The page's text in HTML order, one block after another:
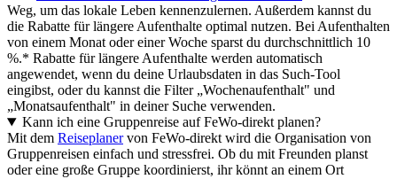
Weg, um das lokale Leben kennenzulernen. Außerdem kannst du
die Rabatte für längere Aufenthalte optimal nutzen. Bei Aufenthalten
von einem Monat oder einer Woche sparst du durchschnittlich 10
%.* Rabatte für längere Aufenthalte werden automatisch
angewendet, wenn du deine Urlaubsdaten in das Such-Tool
eingibst, oder du kannst die Filter „Wochenaufenthalt" und
„Monatsaufenthalt" in deiner Suche verwenden.
Kann ich eine Gruppenreise auf FeWo-direkt planen?
Mit dem Reiseplanervon FeWo-direkt wird die Organisation von
Gruppenreisen einfach und stressfrei. Ob du mit Freunden planst
oder eine große Gruppe koordinierst, ihr könnt an einem Ort